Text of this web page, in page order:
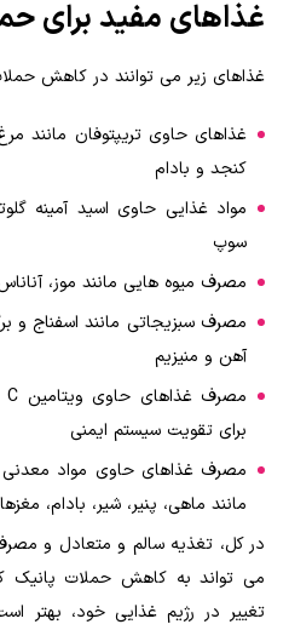
غذاهای مفید برای
غذاهای زیر می توانند در کاهش
غذاهای حاوی تریپتوفان مانند
کنجد و بادام
مواد غذایی حاوی اسید آمینه
سوپ
مصرف میوه هایی مانند موز،
مصرف سبزیجاتی مانند اسفناج و
آهن و منیزیم
مصرف غذاهای حاوی ویتامین C
برای تقویت سیستم ایمنی
مصرف غذاهای حاوی مواد معدنی
مانند ماهی، پنیر، شیر، بادام،
در کل، تغذیه سالم و متعادل و
می تواند به کاهش حملات پانیک
تغییر در رژیم غذایی خود،